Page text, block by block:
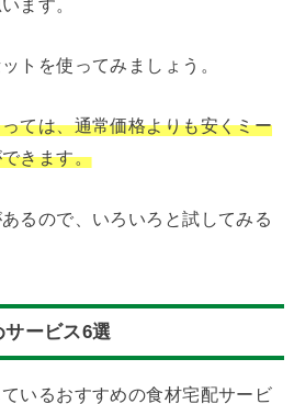
トを使ってみましょう。
ては、通常価格よりも安くミー
きます。
るので、いろいろと試してみる
サービス6選
いるおすすめの食材宅配サービ